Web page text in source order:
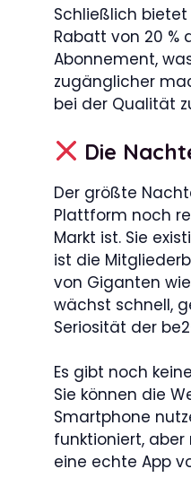
Schließlich
Rabatt von 20
Abonnement,
zugänglicher
bei der Qualität
Die
Der größte
Plattform noch
Markt ist. Sie
ist die
von Giganten
wächst schnell,
Seriosität der
Es gibt noch
Sie können die
Smartphone
funktioniert,
eine echte App